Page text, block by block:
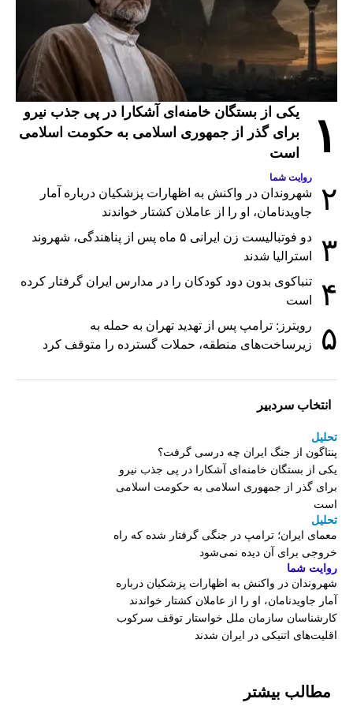
۱
یکی از بستگان خامنه‌ای آشکارا در پی جذب نیرو
برای گذر از جمهوری اسلامی به حکومت اسلامی
است
۲
روایت شما
شهروندان در واکنش به اظهارات پزشکیان درباره آمار
جاویدنامان، او را از عاملان کشتار خواندند
۳
دو فوتبالیست زن ایرانی ۵ ماه پس از پناهندگی، شهروند
استرالیا شدند
۴
تنباکوی بدون دود کودکان را در مدارس ایران گرفتار کرده
است
۵
رویترز: ترامپ پس از تهدید تهران به حمله به
زیرساخت‌های منطقه، حملات گسترده را متوقف کرد
انتخاب سردبیر
تحلیل
پنتاگون از جنگ ایران چه درسی گرفت؟
یکی از بستگان خامنه‌ای آشکارا در پی جذب نیرو
برای گذر از جمهوری اسلامی به حکومت اسلامی
است
تحلیل
معمای ایران؛ ترامپ در جنگی گرفتار شده که راه
خروجی برای آن دیده نمی‌شود
روایت شما
شهروندان در واکنش به اظهارات پزشکیان درباره
آمار جاویدنامان، او را از عاملان کشتار خواندند
کارشناسان سازمان ملل خواستار توقف سرکوب
اقلیت‌های اتنیکی در ایران شدند
مطالب بیشتر